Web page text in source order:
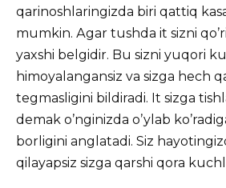
qarinoshlaringizda biri qattiq
mumkin. Аgar tushda it sizni
yaxshi belgidir. Bu sizni yuqori
himoyalangansiz va sizga hech
tegmasligini bildiradi. It sizga
demak oʼnginizda oʼylab
borligini anglatadi. Siz
qilayapsiz sizga qarshi qora